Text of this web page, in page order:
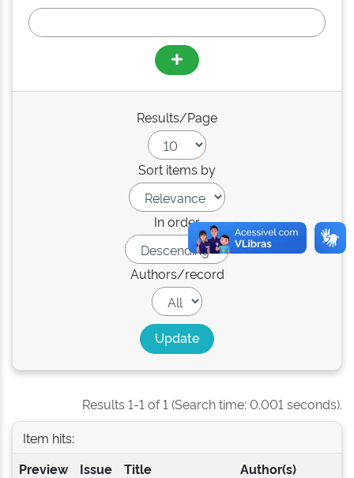
Results/Page
Sort items by
In order
Authors/record
Results 1-1 of 1 (Search time: 0.001 seconds).
Item hits:
Preview
Issue
Title Author(s)